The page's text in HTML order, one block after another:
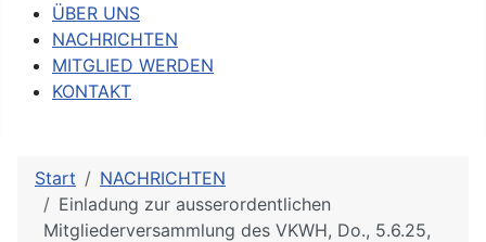
ÜBER UNS
NACHRICHTEN
MITGLIED WERDEN
KONTAKT
Start
NACHRICHTEN
Einladung zur ausserordentlichen
Mitgliederversammlung des VKWH, Do., 5.6.25,